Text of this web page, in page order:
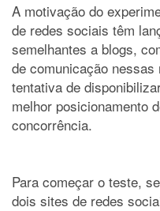
A motivação do
de redes sociais têm
semelhantes a blogs,
de comunicação
tentativa de
melhor posicionamento
concorrência.
Para começar o teste,
dois sites de redes